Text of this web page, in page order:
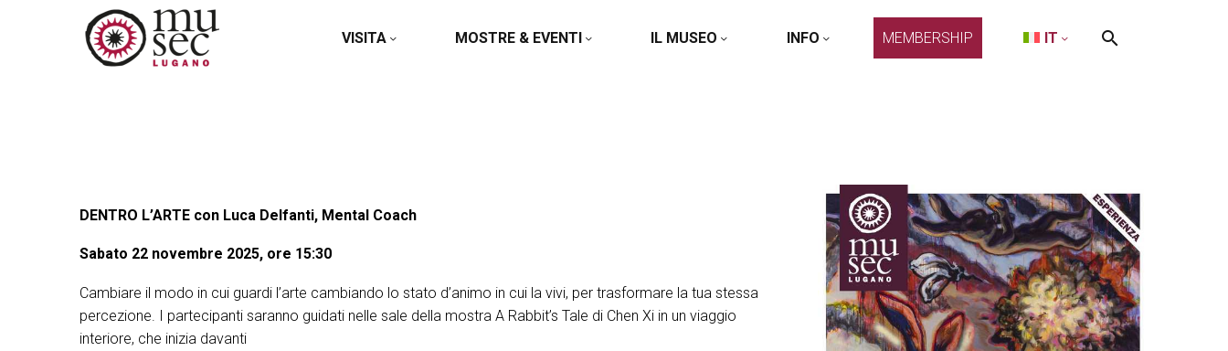
VISITA MOSTRE & EVENTI IL MUSEO INFO MEMBERSHIP IT
DENTRO L’ARTE con Luca Delfanti, Mental Coach
Sabato 22 novembre 2025, ore 15:30
Cambiare il modo in cui guardi l’arte cambiando lo stato d’animo in cui la vivi, per trasformare la tua stessa
percezione. I partecipanti saranno guidati nelle sale della mostra A Rabbit’s Tale di Chen Xi in un viaggio
interiore, che inizia davanti